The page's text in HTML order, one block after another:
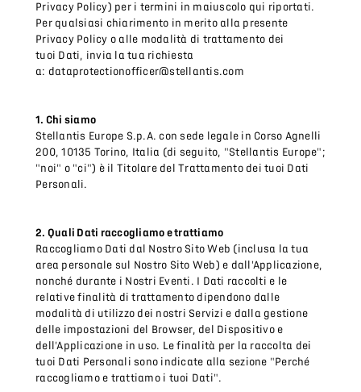
Privacy Policy) per i termini in maiuscolo qui riportati.
Per qualsiasi chiarimento in merito alla presente
Privacy Policy o alle modalità di trattamento dei
tuoi Dati, invia la tua richiesta
a: dataprotectionofficer@stellantis.com
1. Chi siamo
Stellantis Europe S.p.A. con sede legale in Corso Agnelli
200, 10135 Torino, Italia (di seguito, "Stellantis Europe";
"noi" o "ci") è il Titolare del Trattamento dei tuoi Dati
Personali.
2. Quali Dati raccogliamo e trattiamo
Raccogliamo Dati dal Nostro Sito Web (inclusa la tua
area personale sul Nostro Sito Web) e dall'Applicazione,
nonché durante i Nostri Eventi. I Dati raccolti e le
relative finalità di trattamento dipendono dalle
modalità di utilizzo dei nostri Servizi e dalla gestione
delle impostazioni del Browser, del Dispositivo e
dell'Applicazione in uso. Le finalità per la raccolta dei
tuoi Dati Personali sono indicate alla sezione "Perché
raccogliamo e trattiamo i tuoi Dati".